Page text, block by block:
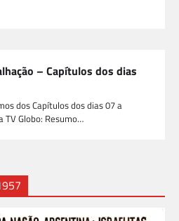
– Capítulos dos dias
dos Capítulos dos dias 07 a
TV Globo: Resumo…